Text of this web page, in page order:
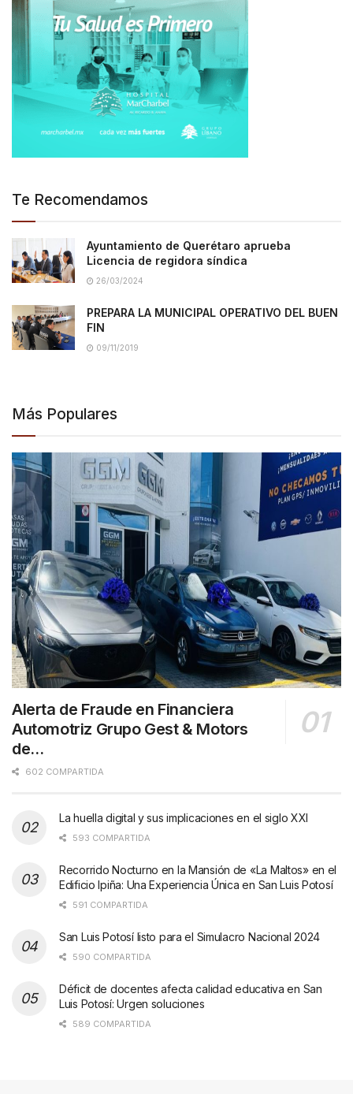
Te Recomendamos
Ayuntamiento de Querétaro aprueba
Licencia de regidora síndica
26/03/2024
PREPARA LA MUNICIPAL OPERATIVO DEL BUEN
FIN
09/11/2019
Más Populares
Alerta de Fraude en Financiera
Automotriz Grupo Gest & Motors
de…
602 COMPARTIDA
La huella digital y sus implicaciones en el siglo XXI
593 COMPARTIDA
Recorrido Nocturno en la Mansión de «La Maltos» en el
Edificio Ipiña: Una Experiencia Única en San Luis Potosí
591 COMPARTIDA
San Luis Potosí listo para el Simulacro Nacional 2024
590 COMPARTIDA
Déficit de docentes afecta calidad educativa en San
Luis Potosí: Urgen soluciones
589 COMPARTIDA